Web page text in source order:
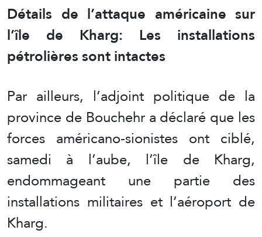
Détails de l’attaque américaine sur
l’île de Kharg: Les installations
pétrolières sont intactes
Par ailleurs, l’adjoint politique de la
province de Bouchehr a déclaré que les
forces américano-sionistes ont ciblé,
samedi à l’aube, l’île de Kharg,
endommageant une partie des
installations militaires et l’aéroport de
Kharg.